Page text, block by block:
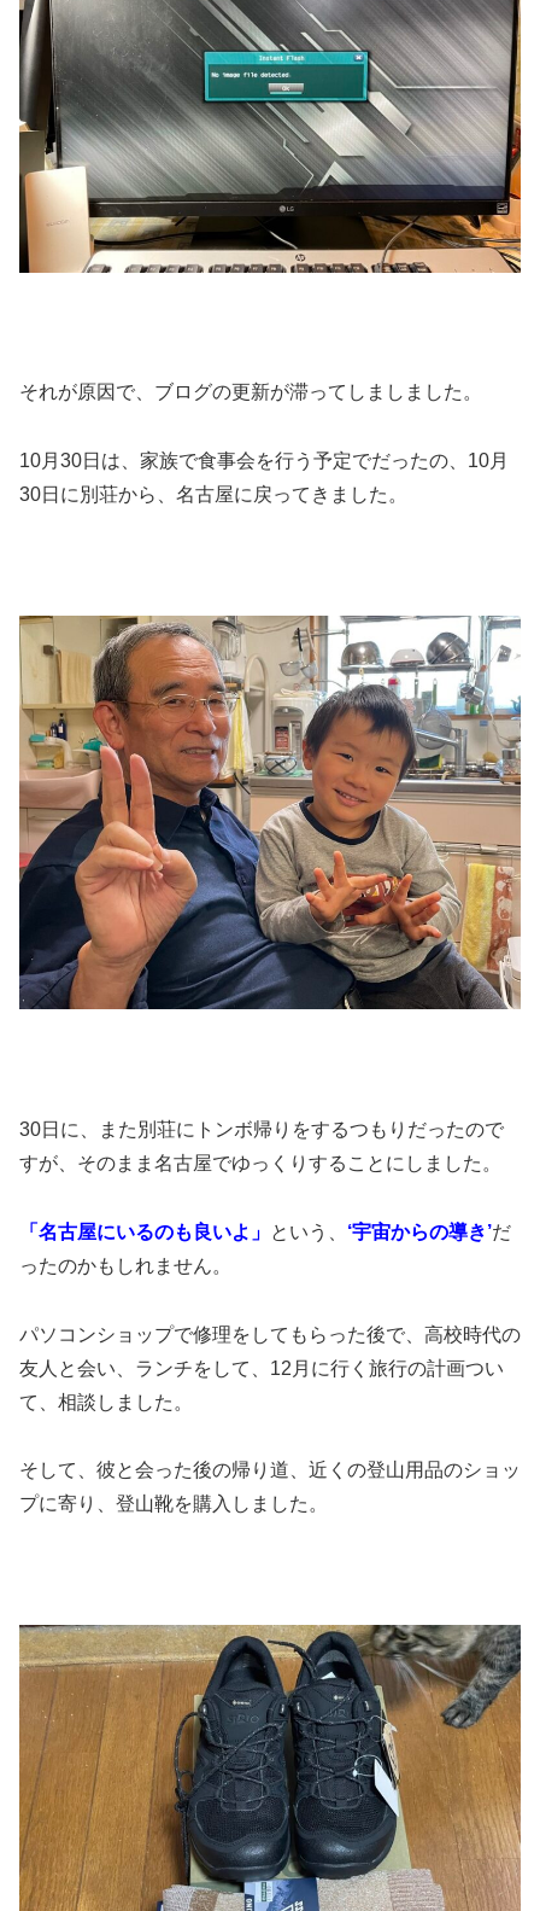
それが原因で、ブログの更新が滞ってしましました。
10月30日は、家族で食事会を行う予定でだったの、10月
30日に別荘から、名古屋に戻ってきました。
30日に、また別荘にトンボ帰りをするつもりだったので
すが、そのまま名古屋でゆっくりすることにしました。
「名古屋にいるのも良いよ」 という、 ‘宇宙からの導き’だ
ったのかもしれません。
パソコンショップで修理をしてもらった後で、高校時代の
友人と会い、ランチをして、12月に行く旅行の計画つい
て、相談しました。
そして、彼と会った後の帰り道、近くの登山用品のショッ
プに寄り、登山靴を購入しました。